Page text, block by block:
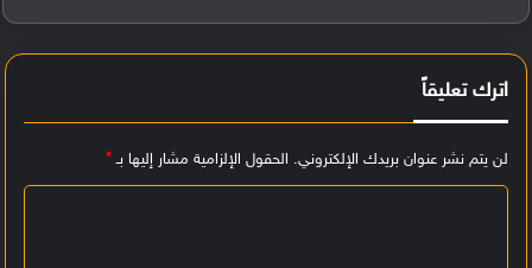
اترك تعليقاً
لن يتم نشر عنوان بريدك الإلكتروني. الحقول الإلزامية مشار إليها بـ*